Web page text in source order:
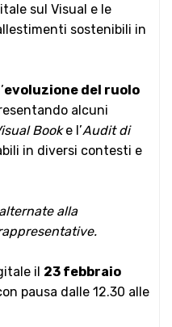
sul Visual e le
sostenibili in
evoluzione del ruolo
alcuni
Booke l’Audit di
in diversi contesti e
alla
il 23 febbraio
pausa dalle 12.30 alle